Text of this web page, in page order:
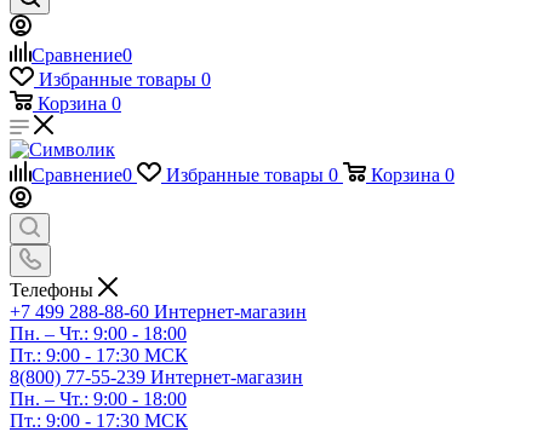
Сравнение0
Избранные товары 0
Корзина 0
Сравнение0 Избранные товары 0 Корзина 0
Телефоны
+7 499 288-88-60 Интернет-магазин
Пн. – Чт.: 9:00 - 18:00
Пт.: 9:00 - 17:30 МСК
8(800) 77-55-239 Интернет-магазин
Пн. – Чт.: 9:00 - 18:00
Пт.: 9:00 - 17:30 МСК